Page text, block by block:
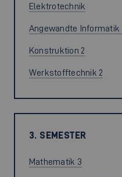
Elektrotechnik
Angewandte Informatik
Konstruktion 2
Werkstofftechnik 2
3. SEMESTER
Mathematik 3